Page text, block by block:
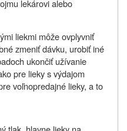
lekárovi alebo
liekmi môže ovplyvniť
zmeniť dávku, urobiť iné
ukončiť užívanie
pre lieky s výdajom
voľnopredajné lieky, a to